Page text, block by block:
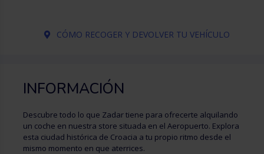
CÓMO RECOGER Y DEVOLVER TU VEHÍCULO
INFORMACIÓN
Descubre todo lo que Zadar tiene para ofrecerte alquilando
un coche en nuestra store situada en el Aeropuerto. Explora
esta ciudad histórica de Croacia a tu propio ritmo desde el
mismo momento en que aterrices.